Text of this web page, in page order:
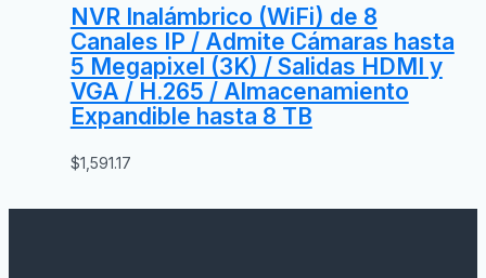
NVR Inalámbrico (WiFi) de 8
Canales IP / Admite Cámaras hasta
5 Megapixel (3K) / Salidas HDMI y
VGA / H.265 / Almacenamiento
Expandible hasta 8 TB
$1,591.17